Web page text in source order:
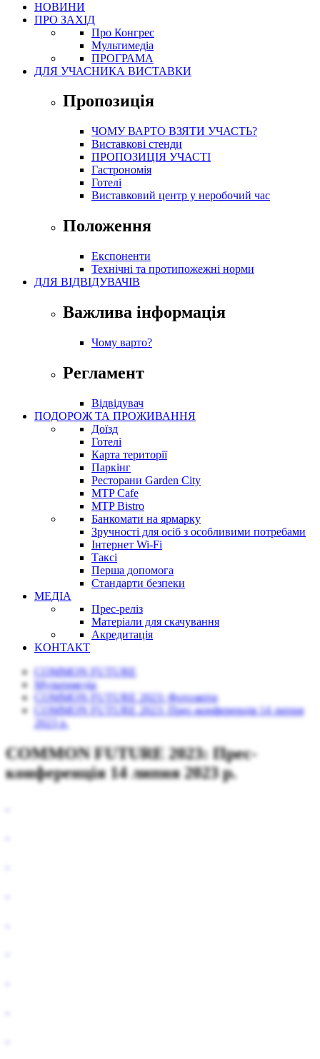
НОВИНИ
ПРО ЗАХІД
Про Конгрес
Mультимедіа
ПРОГРАМА
ДЛЯ УЧАСНИКА ВИСТАВКИ
Пропозиція
ЧОМУ ВАРТО ВЗЯТИ УЧАСТЬ?
Виставкові стенди
ПРОПОЗИЦІЯ УЧАСТІ
Гастрономія
Готелі
Виставковий центр у неробочий час
Положення
Експоненти
Технічні та протипожежні норми
ДЛЯ ВІДВІДУВАЧІВ
Важлива інформація
Чому варто?
Регламент
Відвідувач
ПОДОРОЖ ТА ПРОЖИВАННЯ
Доїзд
Готелі
Карта території
Паркінг
Ресторани Garden City
MTP Cafe
MTP Bistro
Банкомати на ярмарку
Зручності для осіб з особливими потребами
Інтернет Wi-Fi
Таксі
Перша допомога
Стандарти безпеки
МЕДІА
Прес-реліз
Матеріали для скачування
Акредитація
KОНТАКТ
COMMON FUTURE
Mультимедіа
COMMON FUTURE 2023: Фотозвіти
COMMON FUTURE 2023: Прес-конференція 14 липня
2023 р.
COMMON FUTURE 2023: Прес-
конференція 14 липня 2023 р.